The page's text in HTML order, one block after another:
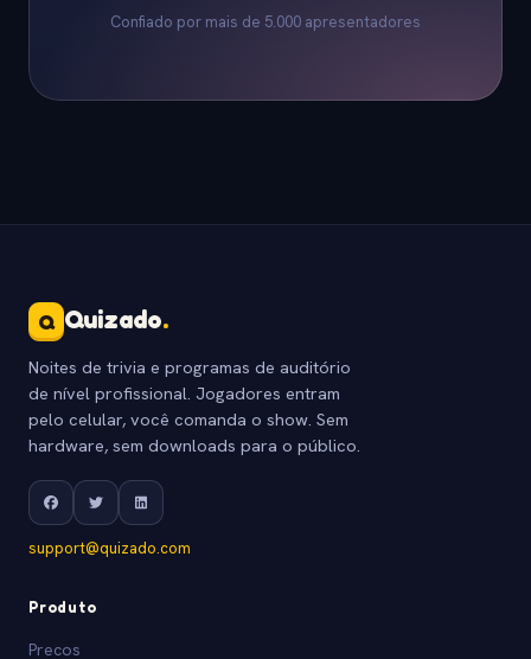
Confiado por mais de 5.000 apresentadores
Q Quizado.
Noites de trivia e programas de auditório
de nível profissional. Jogadores entram
pelo celular, você comanda o show. Sem
hardware, sem downloads para o público.
support@quizado.com
Produto
Precos